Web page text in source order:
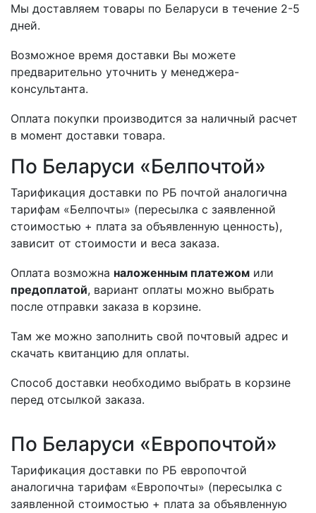
Мы доставляем товары по Беларуси в течение 2-5
дней.
Возможное время доставки Вы можете
предварительно уточнить у менеджера-
консультанта.
Оплата покупки производится за наличный расчет
в момент доставки товара.
По Беларуси «Белпочтой»
Тарификация доставки по РБ почтой аналогична
тарифам «Белпочты» (пересылка с заявленной
стоимостью + плата за объявленную ценность),
зависит от стоимости и веса заказа.
Оплата возможна наложенным платежом или
предоплатой, вариант оплаты можно выбрать
после отправки заказа в корзине.
Там же можно заполнить свой почтовый адрес и
скачать квитанцию для оплаты.
Способ доставки необходимо выбрать в корзине
перед отсылкой заказа.
По Беларуси «Европочтой»
Тарификация доставки по РБ европочтой
аналогична тарифам «Европочты» (пересылка с
заявленной стоимостью + плата за объявленную